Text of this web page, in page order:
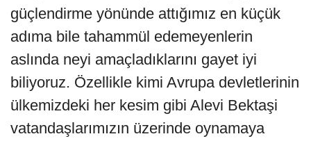
güçlendirme yönünde attığımız en küçük
adıma bile tahammül edemeyenlerin
aslında neyi amaçladıklarını gayet iyi
biliyoruz. Özellikle kimi Avrupa devletlerinin
ülkemizdeki her kesim gibi Alevi Bektaşi
vatandaşlarımızın üzerinde oynamaya